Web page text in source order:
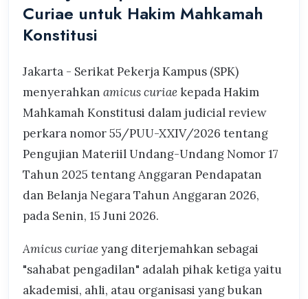
Curiae untuk Hakim Mahkamah
Konstitusi
Jakarta - Serikat Pekerja Kampus (SPK)
menyerahkan amicus curiaekepada Hakim
Mahkamah Konstitusi dalam judicial review
perkara nomor 55/PUU-XXIV/2026 tentang
Pengujian Materiil Undang-Undang Nomor 17
Tahun 2025 tentang Anggaran Pendapatan
dan Belanja Negara Tahun Anggaran 2026,
pada Senin, 15 Juni 2026.
Amicus curiaeyang diterjemahkan sebagai
"sahabat pengadilan" adalah pihak ketiga yaitu
akademisi, ahli, atau organisasi yang bukan